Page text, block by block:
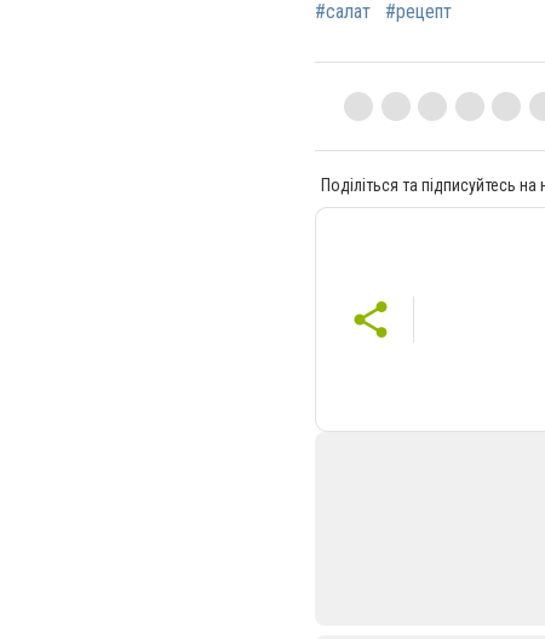
#салат #рецепт
Поділіться та підписуйтесь